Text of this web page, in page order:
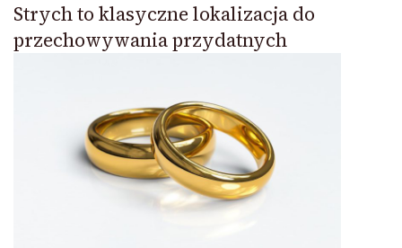
Strych to klasyczne lokalizacja do
przechowywania przydatnych